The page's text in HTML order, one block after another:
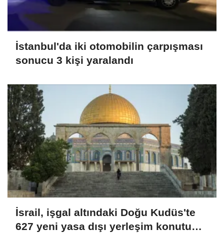
İstanbul'da iki otomobilin çarpışması
sonucu 3 kişi yaralandı
İsrail, işgal altındaki Doğu Kudüs'te
627 yeni yasa dışı yerleşim konutu